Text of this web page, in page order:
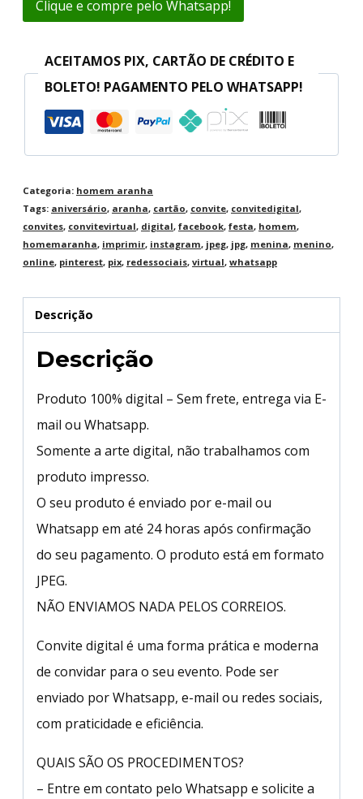
Clique e compre pelo Whatsapp!
ACEITAMOS PIX, CARTÃO DE CRÉDITO E
BOLETO! PAGAMENTO PELO WHATSAPP!
Categoria: homem aranha
Tags: aniversário, aranha, cartão, convite, convitedigital,
convites, convitevirtual, digital, facebook, festa, homem,
homemaranha, imprimir, instagram, jpeg, jpg, menina, menino,
online, pinterest, pix, redessociais, virtual, whatsapp
Descrição
Descrição
Produto 100% digital – Sem frete, entrega via E-
mail ou Whatsapp.
Somente a arte digital, não trabalhamos com
produto impresso.
O seu produto é enviado por e-mail ou
Whatsapp em até 24 horas após confirmação
do seu pagamento. O produto está em formato
JPEG.
NÃO ENVIAMOS NADA PELOS CORREIOS.
Convite digital é uma forma prática e moderna
de convidar para o seu evento. Pode ser
enviado por Whatsapp, e-mail ou redes sociais,
com praticidade e eficiência.
QUAIS SÃO OS PROCEDIMENTOS?
– Entre em contato pelo Whatsapp e solicite a